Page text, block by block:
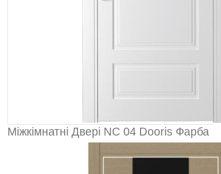
Міжкімнатні Двері NC 04 Dooris Фарба